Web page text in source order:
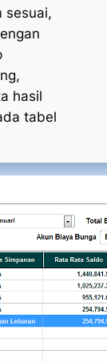
sesuai,
hasil
tabel